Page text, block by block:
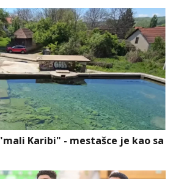
Karibi" - mestašce je kao sa